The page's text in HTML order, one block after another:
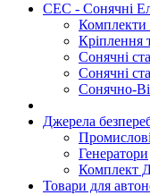
СЕС - Сонячні
Комплекти
Кріплення
Сонячні
Сонячні
Сонячно-
Джерела
Генератори
Комплект
Товари для